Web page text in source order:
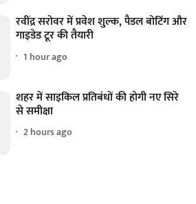
रवींद्र सरोवर में प्रवेश शुल्क, पैडल बोटिंग और
गाइडेड टूर की तैयारी
1 hour ago
शहर में साइकिल प्रतिबंधों की होगी नए सिरे
से समीक्षा
2 hours ago